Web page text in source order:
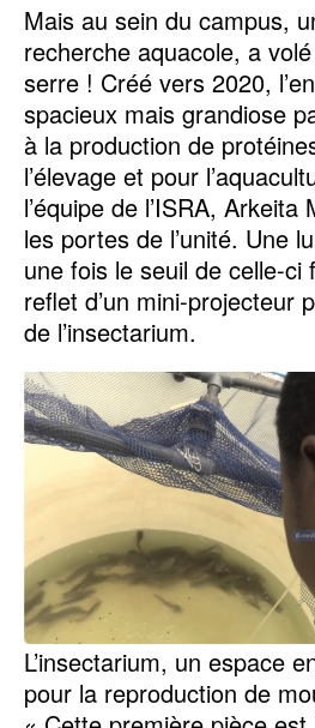
Mais au sein du campus,
recherche aquacole, a
serre ! Créé vers 2020,
spacieux mais grandiose
à la production de
l’élevage et pour
l’équipe de l’ISRA,
les portes de l’unité. Une
une fois le seuil de celle-ci
reflet d’un mini-projecteur
de l’insectarium.
L’insectarium, un espace
pour la reproduction de